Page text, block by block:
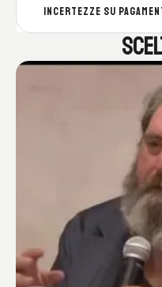
INCERTEZZE SU